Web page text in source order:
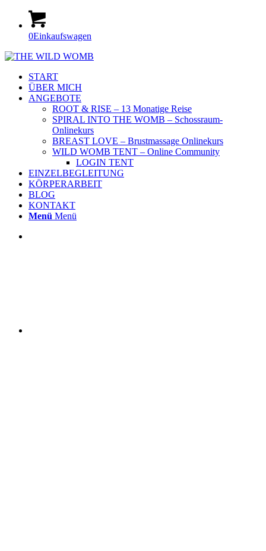
0Einkaufswagen
START
ÜBER MICH
ANGEBOTE
ROOT & RISE – 13 Monatige Reise
SPIRAL INTO THE WOMB – Schossraum-
Onlinekurs
BREAST LOVE – Brustmassage Onlinekurs
WILD WOMB TENT – Online Community
LOGIN TENT
EINZELBEGLEITUNG
KÖRPERARBEIT
BLOG
KONTAKT
Menü Menü